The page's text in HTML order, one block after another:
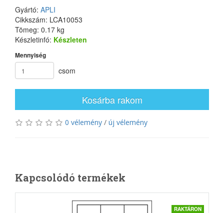
Gyártó: APLI
Cikkszám: LCA10053
Tömeg: 0.17 kg
Készletinfó: Készleten
Mennyiség
csom
Kosárba rakom
0 vélemény / új vélemény
Kapcsolódó termékek
RAKTÁRON